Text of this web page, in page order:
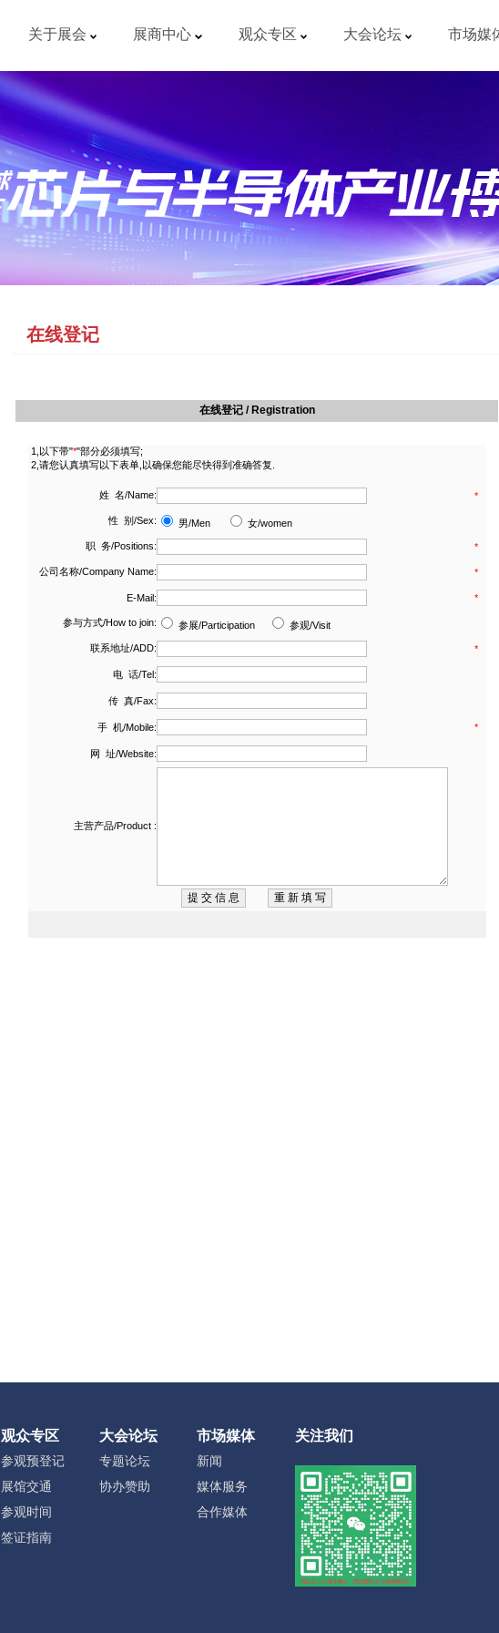
关于展会 展商中心 观众专区 大会论坛 市场媒
在线登记
观众专区
参观预登记
展馆交通
参观时间
签证指南
大会论坛
专题论坛
协办赞助
市场媒体
新闻
媒体服务
合作媒体
关注我们